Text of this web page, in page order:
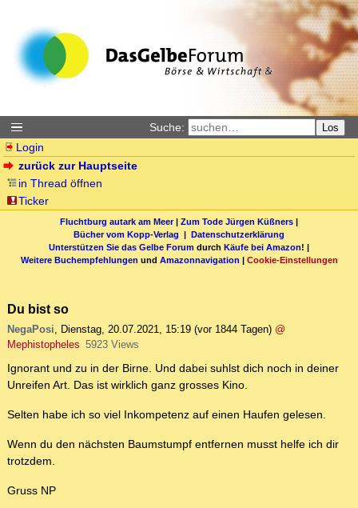
Suche: Los
Login
zurück zur Hauptseite
in Thread öffnen
Ticker
Fluchtburg autark am Meer| Zum Tode Jürgen Küßners |
Bücher vom Kopp-Verlag | Datenschutzerklärung
Unterstützen Sie das Gelbe Forum durch Käufe bei Amazon! |
Weitere Buchempfehlungen und Amazonnavigation | Cookie-Einstellungen
Du bist so
NegaPosi, Dienstag, 20.07.2021, 15:19 (vor 1844 Tagen) @
Mephistopheles 5923 Views
Ignorant und zu in der Birne. Und dabei suhlst dich noch in deiner
Unreifen Art. Das ist wirklich ganz grosses Kino.
Selten habe ich so viel Inkompetenz auf einen Haufen gelesen.
Wenn du den nächsten Baumstumpf entfernen musst helfe ich dir
trotzdem.
Gruss NP